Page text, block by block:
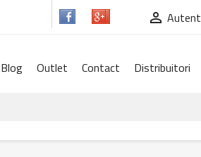

Blog Outlet Contact Distribuitori